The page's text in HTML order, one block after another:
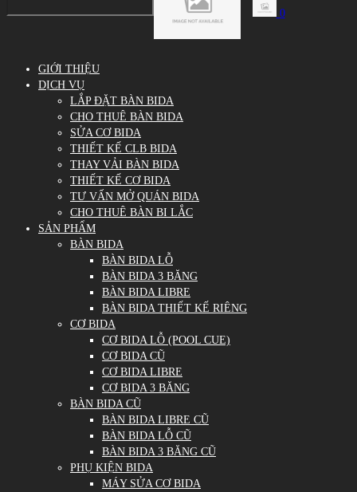
0
GIỚI THIỆU
DỊCH VỤ
LẮP ĐẶT BÀN BIDA
CHO THUÊ BÀN BIDA
SỬA CƠ BIDA
THIẾT KẾ CLB BIDA
THAY VẢI BÀN BIDA
THIẾT KẾ CƠ BIDA
TƯ VẤN MỞ QUÁN BIDA
CHO THUÊ BÀN BI LẮC
SẢN PHẨM
BÀN BIDA
BÀN BIDA LỖ
BÀN BIDA 3 BĂNG
BÀN BIDA LIBRE
BÀN BIDA THIẾT KẾ RIÊNG
CƠ BIDA
CƠ BIDA LỖ (POOL CUE)
CƠ BIDA CŨ
CƠ BIDA LIBRE
CƠ BIDA 3 BĂNG
BÀN BIDA CŨ
BÀN BIDA LIBRE CŨ
BÀN BIDA LỖ CŨ
BÀN BIDA 3 BĂNG CŨ
PHỤ KIỆN BIDA
MÁY SỬA CƠ BIDA